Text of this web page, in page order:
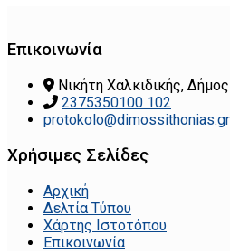
Επικοινωνία
Νικήτη Χαλκιδικής,
2375350100 102
protokolo@dimossithonias.gr
Χρήσιμες Σελίδες
Αρχική
Δελτία Τύπου
Χάρτης Ιστοτόπου
Επικοινωνία